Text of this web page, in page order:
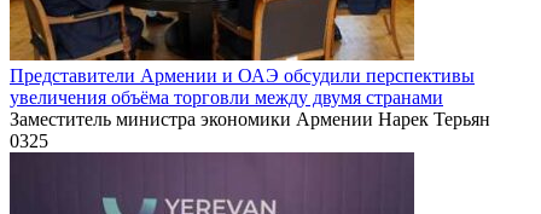
Представители Армении и ОАЭ обсудили перспективы
увеличения объёма торговли между двумя странами
Заместитель министра экономики Армении Нарек Терьян
0325